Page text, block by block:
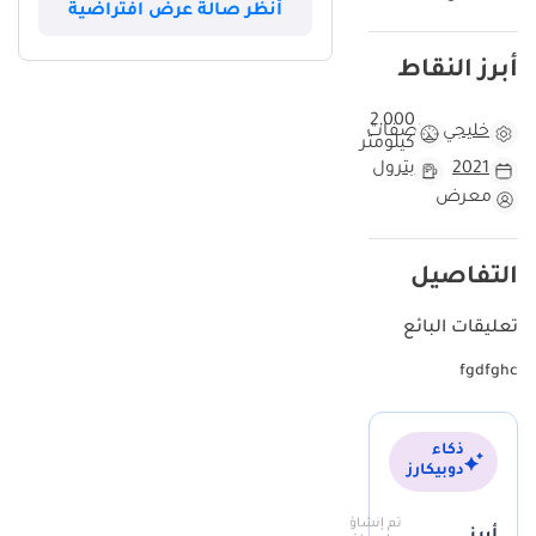
أبرز النقاط
خليجي مواصفات
2,000
كيلومتر
2021
بترول
معرض
التفاصيل
تعليقات البائع
fgdfghc
ذكاء
دوبيكارز
تم إنشاؤه
أنظر صالة عرض افتراضية
أسطورية في الخليج بفضل اعتماديتها المطلقة التي تتفوق بها على
بين الفخامة المفرطة والقدرة على مواجهة أقسى تضاريس الصحراء.
بالنسبة للمشتري الذي يبحث عن الاستثمار الآمن والراحة القصوى، لا يوجد
خيار يتفوق على هذه النسخة الخليجية الفريدة.
عند النظر إلى سوق السيارات المستعملة في الإمارات والسعودية وبقية
السيارات الموجودة في صالات العرض، مما يضمن للمالك القادم عمراً
جاذبيتها في سوق إعادة البيع المحلي، حيث يعتبر الخيار المفضل للكثيرين
لسهولة صيانته ومقاومته لبهتان الطلاء الناتج عن الشمس الساطعة. إن
المقارنة بين هذه النسخة وأي نسخة أخرى من نفس العام تميل كفتها
الإقليمية الخليجية يمنح المشتري راحة بال تامة فيما يتعلق بمطابقة